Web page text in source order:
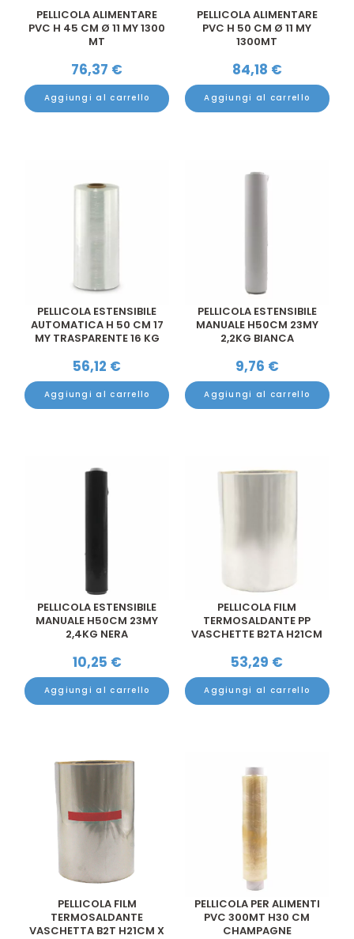
PELLICOLA ALIMENTARE
PVC H 45 CM Ø 11 MY 1300
MT
76,37 €
Aggiungi al carrello
PELLICOLA ALIMENTARE
PVC H 50 CM Ø 11 MY
1300MT
84,18 €
Aggiungi al carrello
PELLICOLA ESTENSIBILE
AUTOMATICA H 50 CM 17
MY TRASPARENTE 16 KG
56,12 €
Aggiungi al carrello
PELLICOLA ESTENSIBILE
MANUALE H50CM 23MY
2,2KG BIANCA
9,76 €
Aggiungi al carrello
PELLICOLA ESTENSIBILE
MANUALE H50CM 23MY
2,4KG NERA
10,25 €
Aggiungi al carrello
PELLICOLA FILM
TERMOSALDANTE PP
VASCHETTE B2TA H21CM
53,29 €
Aggiungi al carrello
PELLICOLA FILM
TERMOSALDANTE
VASCHETTA B2T H21CM X
PELLICOLA PER ALIMENTI
PVC 300MT H30 CM
CHAMPAGNE